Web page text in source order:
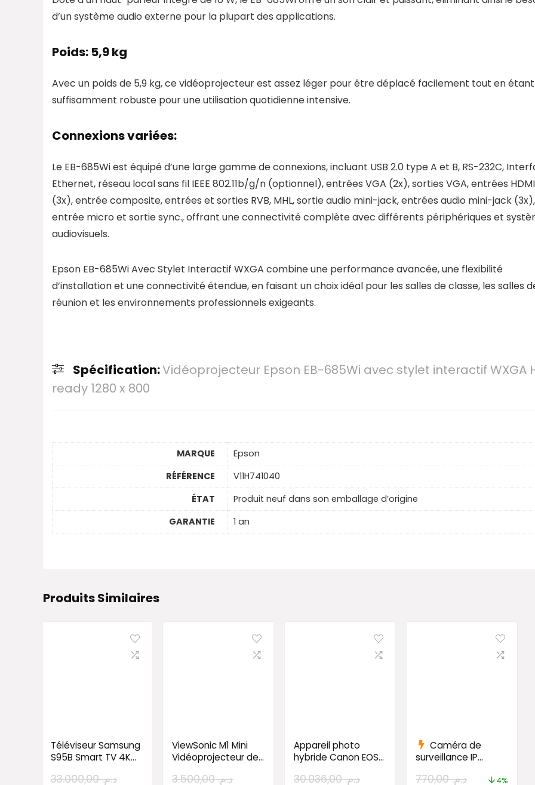
d’un système audio externe pour la plupart des applications.
Poids: 5,9 kg
Avec un poids de 5,9 kg, ce vidéoprojecteur est assez léger pour être déplacé facilement tout en étant
suffisamment robuste pour une utilisation quotidienne intensive.
Connexions variées:
Le EB-685Wi est équipé d’une large gamme de connexions, incluant USB 2.0 type A et B, RS-232C,
Ethernet, réseau local sans fil IEEE 802.11b/g/n (optionnel), entrées VGA (2x), sorties VGA, entrées HDMI
(3x), entrée composite, entrées et sorties RVB, MHL, sortie audio mini-jack, entrées audio mini-jack (3x),
entrée micro et sortie sync., offrant une connectivité complète avec différents périphériques et
audiovisuels.
Epson EB-685Wi Avec Stylet Interactif WXGA combine une performance avancée, une flexibilité
d’installation et une connectivité étendue, en faisant un choix idéal pour les salles de classe, les salles
réunion et les environnements professionnels exigeants.
Spécification:Vidéoprojecteur Epson EB-685Wi avec stylet interactif WXGA
ready 1280 x 800
MARQUE
Epson
RÉFÉRENCE
V11H741040
ÉTAT
Produit neuf dans son emballage d’origine
GARANTIE
1 an
Produits Similaires
Téléviseur Samsung
S95B Smart TV 4K
(QE65S95BATXTK)
د.م.33.000,00
ViewSonic M1 Mini
Vidéoprojecteur de
د.م.3.500,00
Appareil photo
hybride Canon EOS
150mm et Bague EF
د.م.30.036,00
Caméra de
surveillance IP
Bullet 5 MP
د.م.770,00 4%